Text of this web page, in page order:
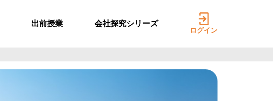
出前授業 会社探究シリーズ
ログイン